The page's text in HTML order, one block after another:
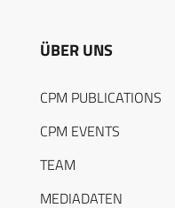
ÜBER UNS
CPM PUBLICATIONS
CPM EVENTS
TEAM
MEDIADATEN